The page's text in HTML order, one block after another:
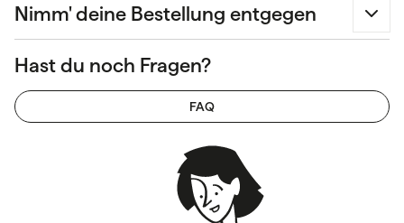
Nimm' deine Bestellung entgegen
Hast du noch Fragen?
FAQ